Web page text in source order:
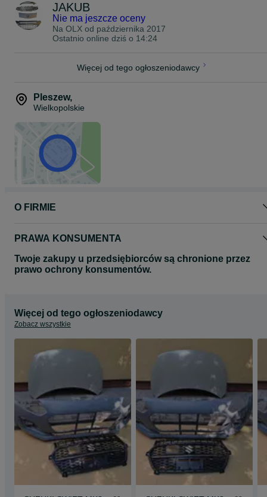
JAKUB
Nie ma jeszcze oceny
Na OLX od października 2017
Ostatnio online dziś o 14:24
Więcej od tego ogłoszeniodawcy
Pleszew,
Wielkopolskie
O FIRMIE
PRAWA KONSUMENTA
Twoje zakupy u przedsiębiorców są chronione przez
prawo ochrony konsumentów.
Więcej od tego ogłoszeniodawcy
Zobacz wszystkie